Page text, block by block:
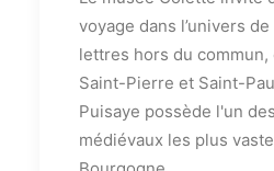
voyage dans l’univers
lettres hors du
Saint-Pierre et Saint-
Puisaye possède l'un
médiévaux les plus